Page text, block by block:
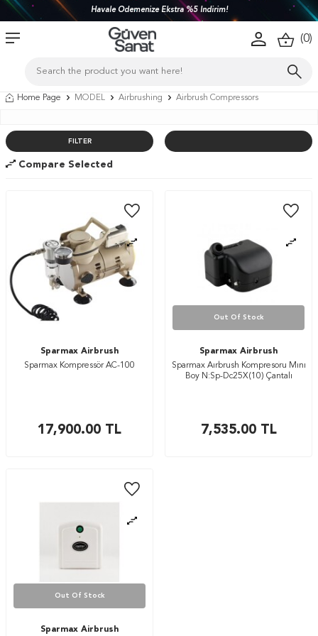
Havale Ödemenize Ekstra %5 İndirim!
(0)
Home Page MODEL Airbrushing Airbrush Compressors
FILTER
Compare Selected
Sparmax Airbrush
Sparmax Kompressör AC-100
17,900.00 TL
Out Of Stock
Sparmax Airbrush
Sparmax Aırbrush Kompresoru Mını
Boy N:Sp-Dc25X(10) Çantalı
7,535.00TL
Out Of Stock
Sparmax Airbrush